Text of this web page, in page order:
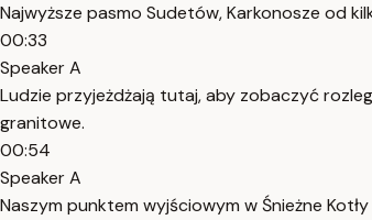
Najwyższe pasmo Sudetów, Karkonosze od
00:33
Speaker A
Ludzie przyjeżdżają tutaj, aby zobaczyć
granitowe.
00:54
Speaker A
Naszym punktem wyjściowym w Śnieżne